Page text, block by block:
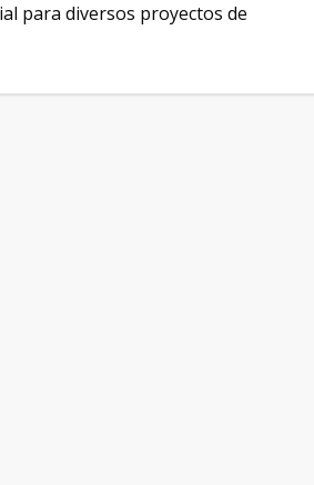
para diversos proyectos de